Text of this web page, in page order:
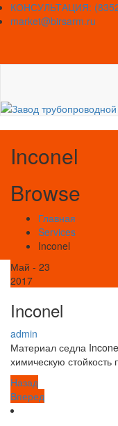
Skip
to
КОНСУЛЬТАЦИЯ:
market@birsarm.ru
Inconel
Browse
Главная
Services
Inconel
Май - 23
2017
Inconel
admin
Материал седла
химическую
Навигация
Назад
post:
Вперед